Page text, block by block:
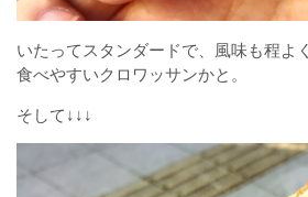
いたってスタンダードで、風味も程よ
食べやすいクロワッサンかと。
そして↓↓↓